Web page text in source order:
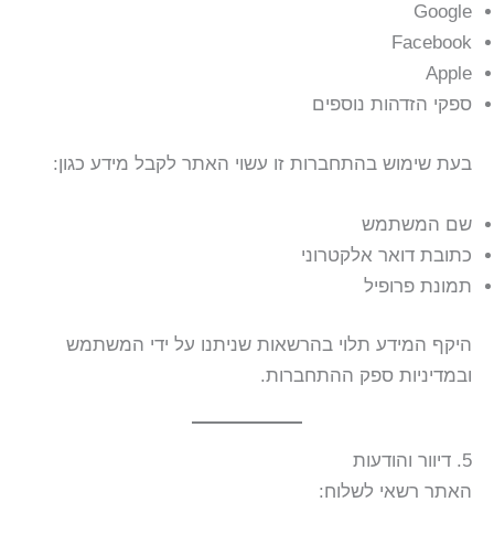
Google
Facebook
Apple
ספקי הזדהות נוספים
בעת שימוש בהתחברות זו עשוי האתר לקבל מידע כגון:
שם המשתמש
כתובת דואר אלקטרוני
תמונת פרופיל
היקף המידע תלוי בהרשאות שניתנו על ידי המשתמש
ובמדיניות ספק ההתחברות.
5. דיוור והודעות
האתר רשאי לשלוח: